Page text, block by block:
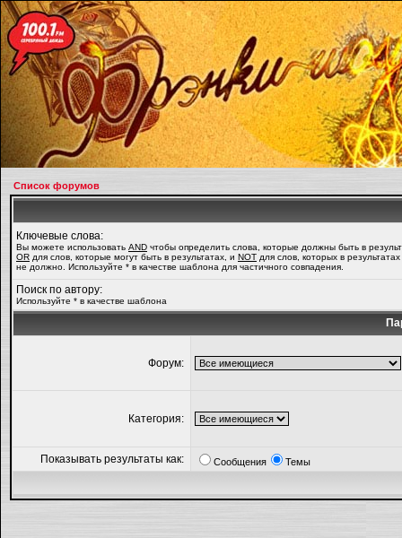
Список форумов
Ключевые слова:
Вы можете использовать AND чтобы определить слова, которые должны быть в
OR для слов, которые могут быть в результатах, и NOT для слов, которых в
не должно. Используйте * в качестве шаблона для частичного совпадения.
Поиск по автору:
Используйте * в качестве шаблона
Форум:
Категория:
Показывать результаты как: Сообщения Темы